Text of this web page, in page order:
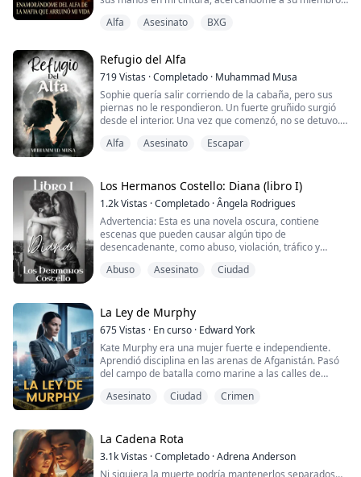
de desearlo. Cada parte de mi cuerpo clamaba por su
toque y ya no podía negar su tacto.
—Dime que sí, déjame complacer tu cuerpo—susurró
co...
Alfa Asesinato BXG
Refugio del Alfa
719Vistas ·Completado · Muhammad Musa
Sophie quería salir corriendo de la cabaña, pero sus
piernas no le respondieron. Un fuerte gruñido surgió
desde el interior. Una vez que comenzó, no se detuvo.
brillantes, mirándola fijamente desde la oscuridad.
altura, de pie sobre sus patas tras...
Alfa Asesinato Escapar
Los Hermanos Costello: Diana (libro I)
1.2kVistas ·Completado ·Ângela Rodrigues
Advertencia: Esta es una novela oscura, contiene
escenas que pueden causar algún tipo de
desencadenante, como abuso, violación, tráfico y
fueron las que dolieron, las que destruyeron un
corazón inocente y robaron mi alma.
Beatrice Costello se casó a los dieciséis años con
Stefano Sa...
Abuso Asesinato Ciudad
La Ley de Murphy
675Vistas · En curso · Edward York
Kate Murphy era una mujer fuerte e independiente.
Aprendió disciplina en las arenas de Afganistán. Pasó
del campo de batalla como marine a las calles de
detective de homicidios. Sus habilidades fueron
Era una mentora para quienes estaban bajo su ma...
Asesinato Ciudad Crimen
La Cadena Rota
3.1kVistas ·Completado ·Adrena Anderson
Ni siquiera la muerte podría mantenerlos separados…